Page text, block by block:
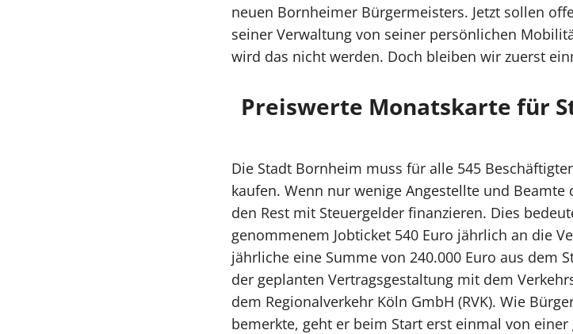
neuen Bornheimer Bürgermeisters. Jetzt sollen
seiner Verwaltung von seiner persönlichen
wird das nicht werden. Doch bleiben wir zuerst
Preiswerte Monatskarte für
Die Stadt Bornheim muss für alle 545
kaufen. Wenn nur wenige Angestellte und
den Rest mit Steuergelder finanzieren. Dies
genommenem Jobticket 540 Euro jährlich an die
jährliche eine Summe von 240.000 Euro aus dem
der geplanten Vertragsgestaltung mit dem
dem Regionalverkehr Köln GmbH (RVK). Wie
bemerkte, geht er beim Start erst einmal von